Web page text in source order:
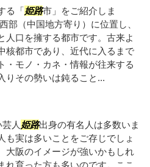
る「姫路市」をご紹介しま
部（中国地方寄り）に位置し、
人口を擁する都市です。古来よ
核都市であり、近代に入るまで
・モノ・カネ・情報が往来する
りその勢いは鈍ること...
人姫路出身の有名人は多数いま
も実は多いことをご存じでしょ
大阪のイメージが強いかもしれ